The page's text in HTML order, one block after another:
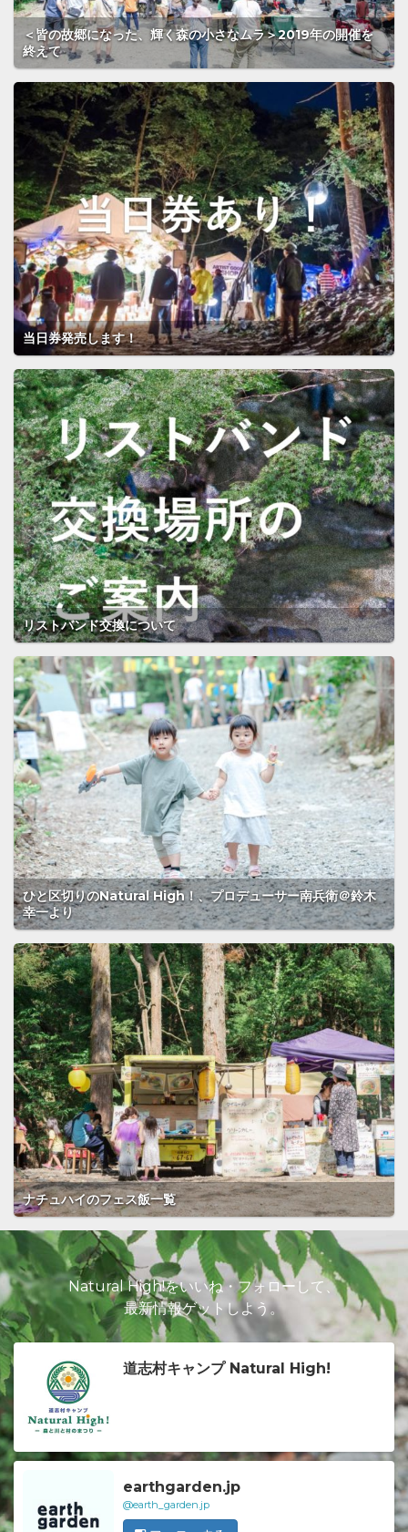
＜皆の故郷になった、輝く森の小さなムラ＞2019年の開催を
終えて
当日券発売します！
リストバンド交換について
ひと区切りのNatural High！、プロデューサー南兵衛＠鈴木
幸一より
ナチュハイのフェス飯一覧
Natural High!をいいね・フォローして、
最新情報ゲットしよう。
道志村キャンプ Natural High!
earthgarden.jp
@earth_garden.jp